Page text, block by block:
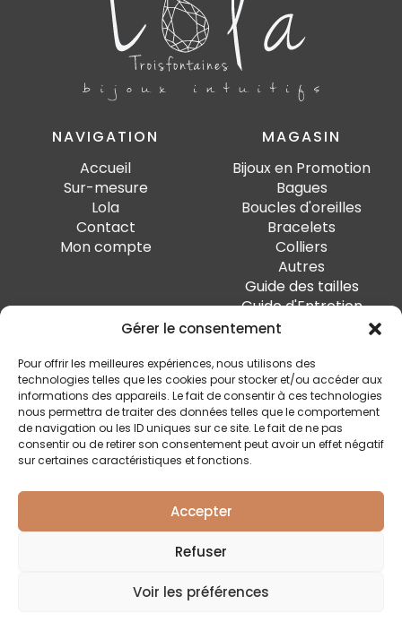
Gérer le consentement
Pour offrir les meilleures expériences, nous utilisons des
technologies telles que les cookies pour stocker et/ou accéder aux
informations des appareils. Le fait de consentir à ces technologies
nous permettra de traiter des données telles que le comportement
de navigation ou les ID uniques sur ce site. Le fait de ne pas
consentir ou de retirer son consentement peut avoir un effet négatif
sur certaines caractéristiques et fonctions.
Accepter
Refuser
Voir les préférences
NAVIGATION
Accueil
Sur-mesure
Lola
Contact
Mon compte
MAGASIN
Bijoux en Promotion
Bagues
Boucles d'oreilles
Bracelets
Colliers
Autres
Guide des tailles
Guide d'Entretien
SUIVEZ-MOI
Quai Marcellis 10, 4020 Liège - BE0 794.477.312
Politique de confidentialité